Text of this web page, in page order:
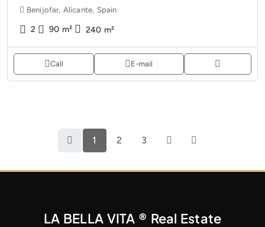
Benijofar, Alicante, Spain
2 90 m² 240 m²
Call E-mail
1 2 3
LA BELLA VITA ® Real Estate